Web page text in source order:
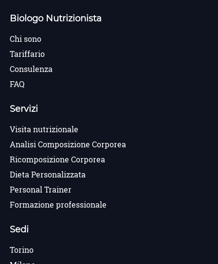
Biologo Nutrizionista
Chi sono
Tariffario
Consulenza
FAQ
Servizi
Visita nutrizionale
Analisi Composizione Corporea
Ricomposizione Corporea
Dieta Personalizzata
Personal Trainer
Formazione professionale
Sedi
Torino